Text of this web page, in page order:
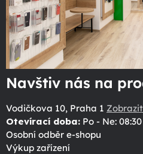
Navštiv nás na
Vodičkova 10, Praha 1
Otevírací doba: Po - Ne:
Osobní odběr e-shopu
Výkup zařízení